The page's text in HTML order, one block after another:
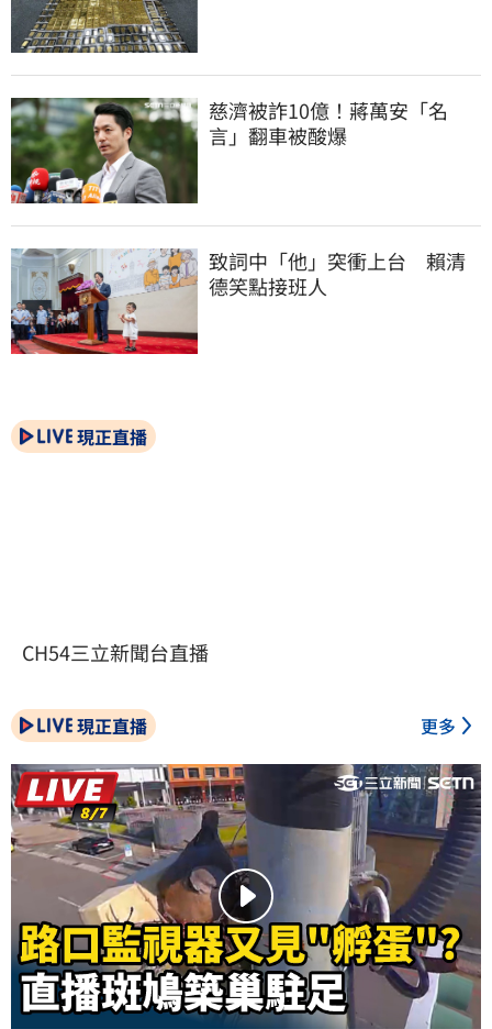
慈濟被詐10億！蔣萬安「名
言」翻車被酸爆
致詞中「他」突衝上台　賴清
德笑點接班人
現正直播
CH54三立新聞台直播
現正直播 更多